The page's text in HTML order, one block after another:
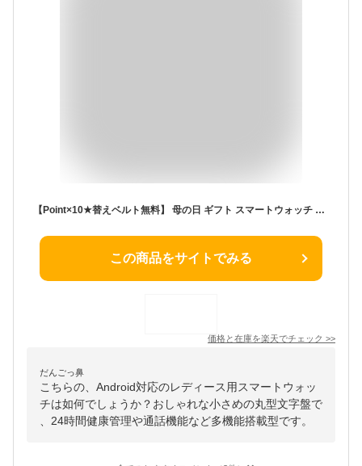
【Point×10★替えベルト無料】 母の日 ギフト スマートウォッチ 丸型 日本製センサー 通話機能 音声アシスタント 小さめ android iphone対応 着信通知 24時間健康管理 歩数計 電卓 レディース メンズ腕時計 女性 バイブレーションアラーム 軽量 アンドロイド プレゼント
この商品をサイトでみる
価格と在庫を楽天でチェック >>
だんごっ鼻
こちらの、Android対応のレディース用スマートウォッ
チは如何でしょうか？おしゃれな小さめの丸型文字盤で
、24時間健康管理や通話機能など多機能搭載型です。